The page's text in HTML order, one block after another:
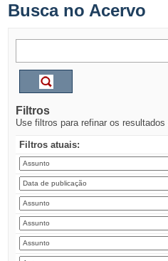
Busca no Acervo
Filtros
Use filtros para refinar os resultados
Filtros atuais: